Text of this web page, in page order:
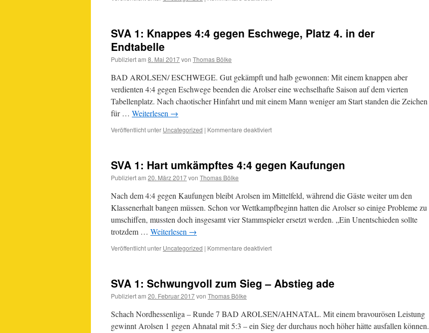
Saisonauftakt
SVA 1: Knappes 4:4 gegen Eschwege, Platz 4. in der
Endtabelle
Publiziert am 8. Mai 2017von Thomas Bölke
BAD AROLSEN/ ESCHWEGE. Gut gekämpft und halb gewonnen: Mit einem knappen aber
verdienten 4:4 gegen Eschwege beenden die Arolser eine wechselhafte Saison auf dem vierten
Tabellenplatz. Nach chaotischer Hinfahrt und mit einem Mann weniger am Start standen die Zeichen
für … Weiterlesen →
Veröffentlicht unter Uncategorized | Kommentare deaktiviertfür
4:4
gegen
Platz
4.
in
der
SVA 1: Hart umkämpftes 4:4 gegen Kaufungen
Publiziert am 20. März 2017von Thomas Bölke
Nach dem 4:4 gegen Kaufungen bleibt Arolsen im Mittelfeld, während die Gäste weiter um den
Klassenerhalt bangen müssen. Schon vor Wettkampfbeginn hatten die Arolser so einige Probleme zu
umschiffen, mussten doch insgesamt vier Stammspieler ersetzt werden. „Ein Unentschieden sollte
trotzdem … Weiterlesen →
Veröffentlicht unter Uncategorized | Kommentare deaktiviertfür
umkämpftes
Kaufungen
SVA 1: Schwungvoll zum Sieg – Abstieg ade
Publiziert am 20. Februar 2017von Thomas Bölke
Schach Nordhessenliga – Runde 7 BAD AROLSEN/AHNATAL. Mit einem bravourösen Leistung
gewinnt Arolsen 1 gegen Ahnatal mit 5:3 – ein Sieg der durchaus noch höher hätte ausfallen können.